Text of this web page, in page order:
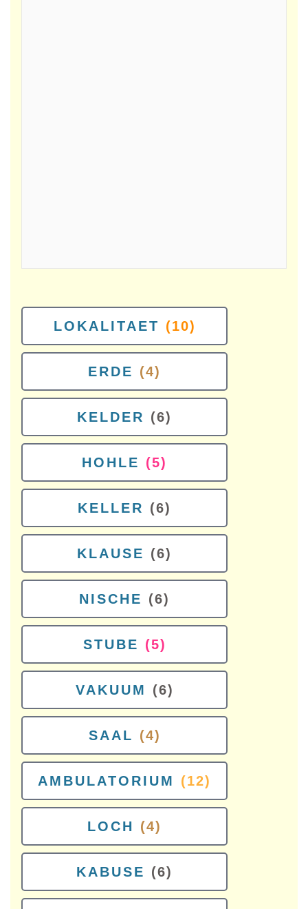
LOKALITAET (10)
ERDE (4)
KELDER (6)
HOHLE (5)
KELLER (6)
KLAUSE (6)
NISCHE (6)
STUBE (5)
VAKUUM (6)
SAAL (4)
AMBULATORIUM (12)
LOCH (4)
KABUSE (6)